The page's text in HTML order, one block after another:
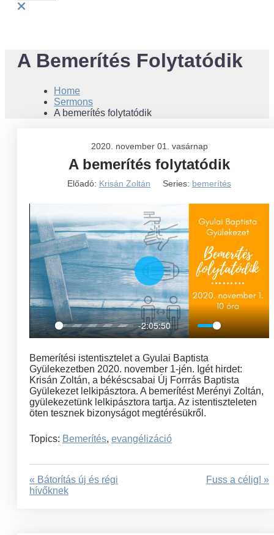
A Bemerítés Folytatódik
Home
Sermons
A bemerítés folytatódik
2020. november 01. vasárnap
A bemerítés folytatódik
Előadó: Krisán Zoltán Series: bemerítés
Play
-2:05:50
Mute Settings
Play
Bemerítési istentisztelet a Gyulai Baptista
Gyülekezetben 2020. november 1-jén. Igét hirdet:
Krisán Zoltán, a békéscsabai Új Forrrás Baptista
Gyülekezet lelkipásztora. A bemerítést Merényi Zoltán,
gyülekezetünk lelkipásztora tartja. Az istentiszteleten
öten tesznek bizonyságot megtérésükről.
Topics: Bemerítés, evangélizáció
« Bátorítás új és régi
hívőknek
Fuss a célig! »